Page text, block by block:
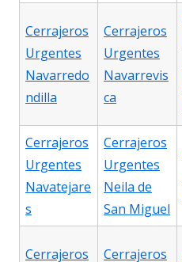
Cerrajeros
Urgentes
Navarredo
ndilla
Cerrajeros
Urgentes
Navarrevis
ca
Cerrajeros
Urgentes
Navatejare
s
Cerrajeros
Urgentes
Neila de
San Miguel
Cerrajeros Cerrajeros